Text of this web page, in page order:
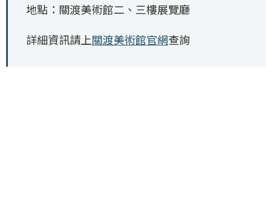
地點：關渡美術館二、三樓展覽廳
詳細資訊請上關渡美術館官網查詢